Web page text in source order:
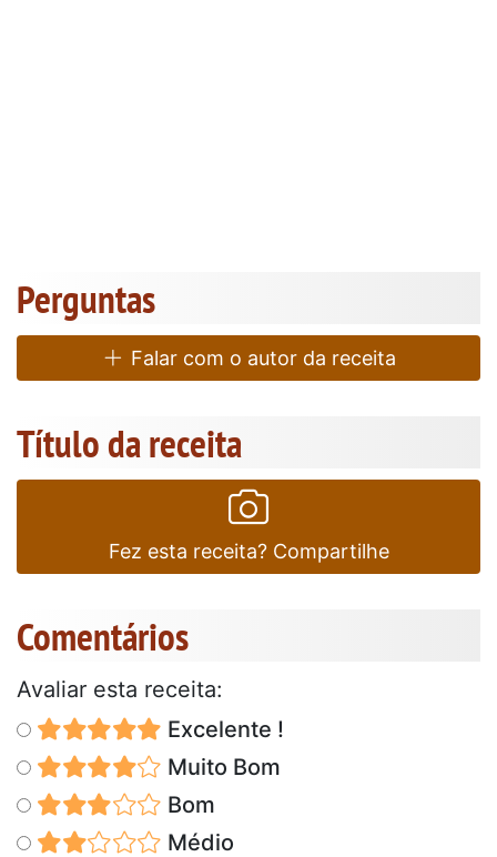
Perguntas
Falar com o autor da receita
Título da receita
Fez esta receita? Compartilhe
Comentários
Avaliar esta receita:
Excelente !
Muito Bom
Bom
Médio